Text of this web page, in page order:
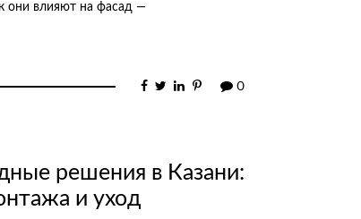
они влияют на фасад —
0
решения в Казани:
и уход